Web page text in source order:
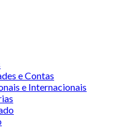
e Contas
e Internacionais